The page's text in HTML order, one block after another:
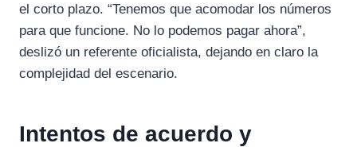
el corto plazo. “Tenemos que acomodar los números
para que funcione. No lo podemos pagar ahora”,
deslizó un referente oficialista, dejando en claro la
complejidad del escenario.
Intentos de acuerdo y